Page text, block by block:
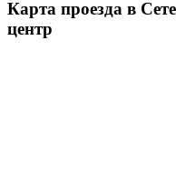
Карта проезда в
центр